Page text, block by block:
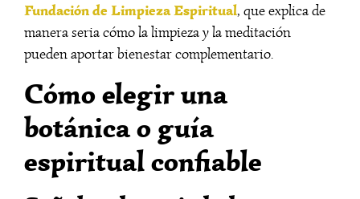
Fundación de Limpieza Espiritual, que explica de
manera seria cómo la limpieza y la meditación
pueden aportar bienestar complementario.
Cómo elegir una
botánica o guía
espiritual confiable